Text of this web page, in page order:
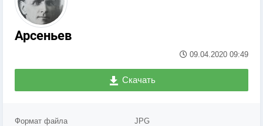
Арсеньев
09.04.2020 09:49
Скачать
Формат файла
JPG